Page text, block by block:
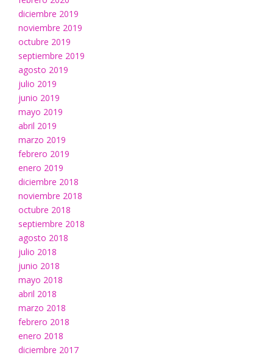
diciembre 2019
noviembre 2019
octubre 2019
septiembre 2019
agosto 2019
julio 2019
junio 2019
mayo 2019
abril 2019
marzo 2019
febrero 2019
enero 2019
diciembre 2018
noviembre 2018
octubre 2018
septiembre 2018
agosto 2018
julio 2018
junio 2018
mayo 2018
abril 2018
marzo 2018
febrero 2018
enero 2018
diciembre 2017